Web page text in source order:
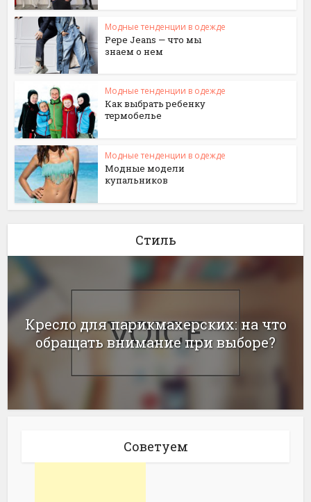
Модные тенденции в одежде
Pepe Jeans — что мы
знаем о нем
Модные тенденции в одежде
Как выбрать ребенку
термобелье
Модные тенденции в одежде
Модные модели
купальников
Стиль
Кресло для парикмахерских: на что
обращать внимание при выборе?
Советуем